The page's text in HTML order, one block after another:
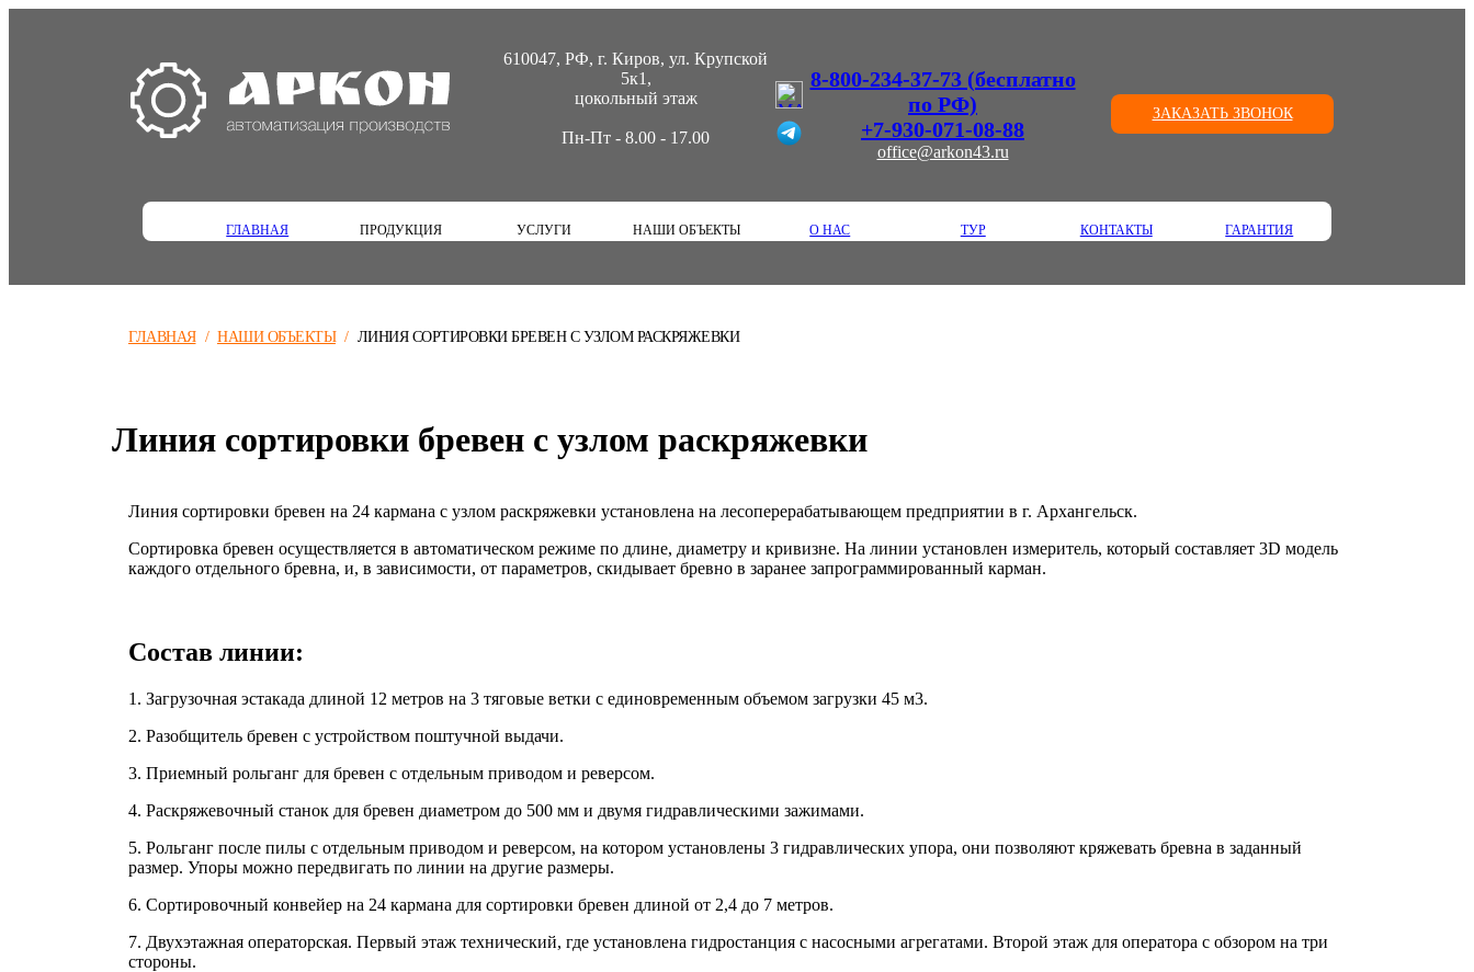
610047, РФ, г. Киров, ул. Крупской
5к1,
цокольный этаж
Пн-Пт - 8.00 - 17.00
8-800-234-37-73 (бесплатно
по РФ)
+7-930-071-08-88
office@arkon43.ru
ЗАКАЗАТЬ ЗВОНОК
ГЛАВНАЯ ПРОДУКЦИЯ УСЛУГИ НАШИ ОБЪЕКТЫ О НАС ТУР КОНТАКТЫ ГАРАНТИЯ
ГЛАВНАЯ / НАШИ ОБЪЕКТЫ / ЛИНИЯ СОРТИРОВКИ БРЕВЕН С УЗЛОМ РАСКРЯЖЕВКИ
Линия сортировки бревен с узлом раскряжевки
Линия сортировки бревен на 24 кармана с узлом раскряжевки установлена на лесоперерабатывающем предприятии в г. Архангельск.
Сортировка бревен осуществляется в автоматическом режиме по длине, диаметру и кривизне. На линии установлен измеритель, который составляет 3D модель
каждого отдельного бревна, и, в зависимости, от параметров, скидывает бревно в заранее запрограммированный карман.
Состав линии:
1. Загрузочная эстакада длиной 12 метров на 3 тяговые ветки с единовременным объемом загрузки 45 м3.
2. Разобщитель бревен с устройством поштучной выдачи.
3. Приемный рольганг для бревен с отдельным приводом и реверсом.
4. Раскряжевочный станок для бревен диаметром до 500 мм и двумя гидравлическими зажимами.
5. Рольганг после пилы с отдельным приводом и реверсом, на котором установлены 3 гидравлических упора, они позволяют кряжевать бревна в заданный
размер. Упоры можно передвигать по линии на другие размеры.
6. Сортировочный конвейер на 24 кармана для сортировки бревен длиной от 2,4 до 7 метров.
7. Двухэтажная операторская. Первый этаж технический, где установлена гидростанция с насосными агрегатами. Второй этаж для оператора с обзором на три
стороны.